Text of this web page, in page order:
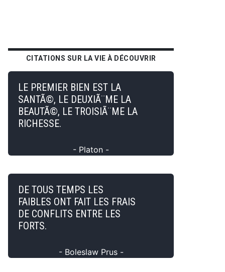
CITATIONS SUR LA VIE À DÉCOUVRIR
LE PREMIER BIEN EST LA
SANTÃ©, LE DEUXIÃ¨ME LA
BEAUTÃ©, LE TROISIÃ¨ME LA
RICHESSE.
- Platon -
DE TOUS TEMPS LES
FAIBLES ONT FAIT LES FRAIS
DE CONFLITS ENTRE LES
FORTS.
- Boleslaw Prus -